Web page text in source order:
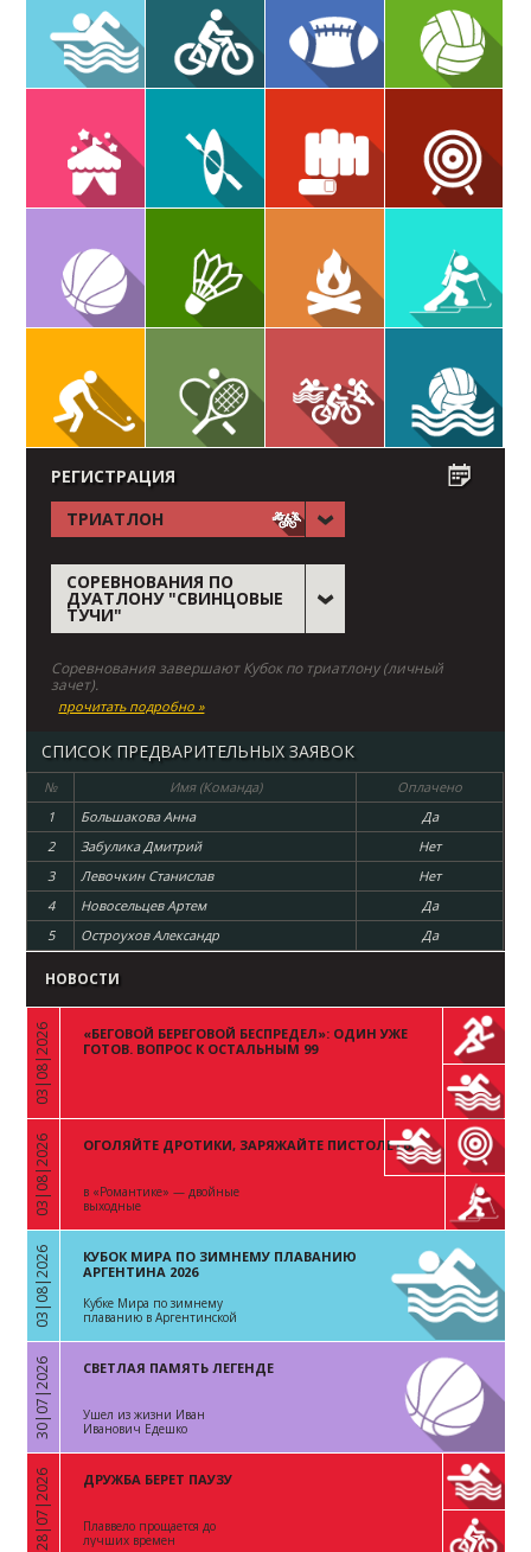
РЕГИСТРАЦИЯ
ТРИАТЛОН
СОРЕВНОВАНИЯ ПО
ДУАТЛОНУ "СВИНЦОВЫЕ
ТУЧИ"
Соревнования завершают Кубок по триатлону (личный
зачет).
прочитать подробно »
СПИСОК ПРЕДВАРИТЕЛЬНЫХ ЗАЯВОК
№ Имя (Команда)
Оплачено
1
Большакова Анна
Да
2
Забулика Дмитрий
Нет
3
Левочкин Станислав
Нет
4
Новосельцев Артем
Да
5
Остроухов Александр Да
НОВОСТИ
«
03|08|2026
«БЕГОВОЙ БЕРЕГОВОЙ БЕСПРЕДЕЛ»: ОДИН УЖЕ
ГОТОВ. ВОПРОС К ОСТАЛЬНЫМ 99
«
03|08|2026 ОГОЛЯЙТЕ ДРОТИКИ, ЗАРЯЖАЙТЕ ПИСТОЛЕТЫ
в «Романтике» — двойные
выходные
«
03|08|2026
КУБОК МИРА ПО ЗИМНЕМУ ПЛАВАНИЮ
АРГЕНТИНА 2026
Кубке Мира по зимнему
плаванию в Аргентинской
«
30|07|2026 СВЕТЛАЯ ПАМЯТЬ ЛЕГЕНДЕ
Ушел из жизни Иван
Иванович Едешко
«
28|07|2026 ДРУЖБА БЕРЕТ ПАУЗУ
Плаввело прощается до
лучших времен